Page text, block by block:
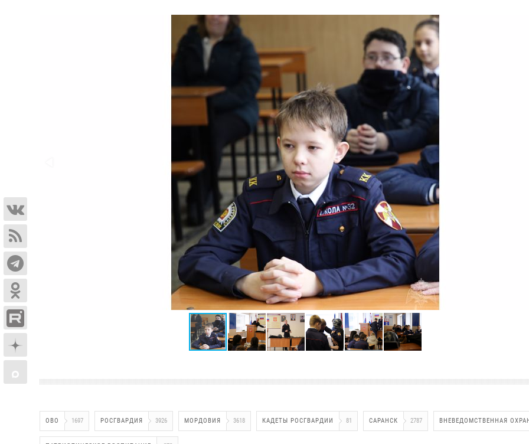
ОВО 1697 РОСГВАРДИЯ 3926 МОРДОВИЯ 3618 КАДЕТЫ РОСГВАРДИИ 81 САРАНСК 2787 ВНЕВЕДОМСТВЕННАЯ